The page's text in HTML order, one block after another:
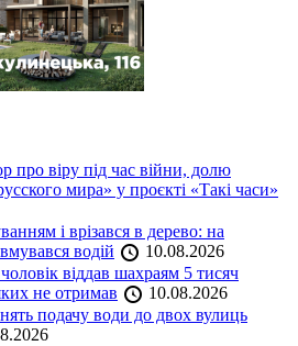
про віру під час війни, долю
мира» у проєкті «Такі часи»
і врізався в дерево: на
водій
10.08.2026
віддав шахраям 5 тисяч
не отримав
10.08.2026
подачу води до двох вулиць